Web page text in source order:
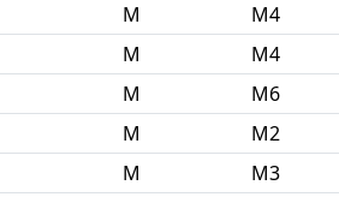
M M4
M M4
M
M6
M
M2
M M3